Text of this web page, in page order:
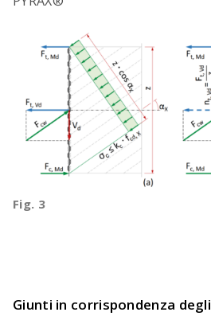
Fig. 3
Giunti in corrispondenza